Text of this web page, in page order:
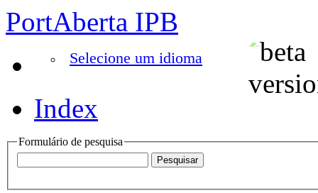
PortAberta IPB
Selecione um idioma
Index
Formulário de pesquisa